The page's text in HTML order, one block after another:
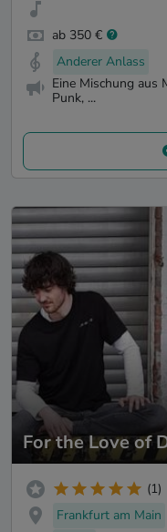
ab 350 €
Anderer Anlass
Eine Mischung aus
Punk, ...
For the Love of
(1)
Frankfurt am Main